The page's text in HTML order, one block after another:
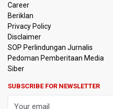
BRIN Kembangkan
Desalinasi Air Laut
Sudah Tiga Kali Absen
Career
Beriklan
Privacy Policy
Disclaimer
SOP Perlindungan Jurnalis
Pedoman Pemberitaan Media
Siber
SUBSCRIBE FOR NEWSLETTER